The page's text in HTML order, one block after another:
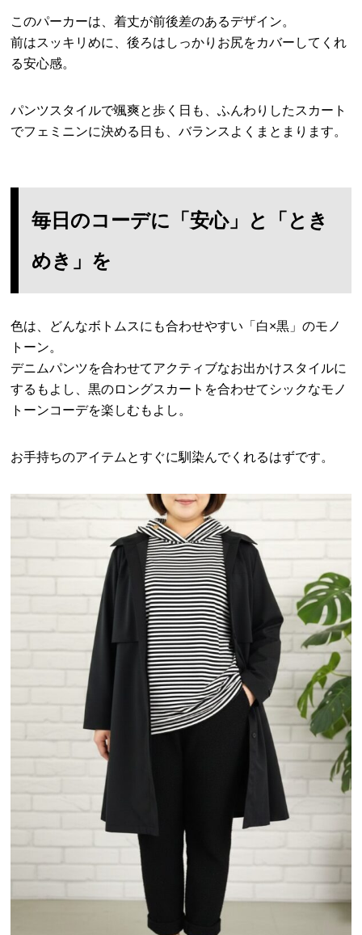
このパーカーは、着丈が前後差のあるデザイン。
前はスッキリめに、後ろはしっかりお尻をカバーしてくれ
る安心感。
パンツスタイルで颯爽と歩く日も、ふんわりしたスカート
でフェミニンに決める日も、バランスよくまとまります。
毎日のコーデに「安心」と「とき
めき」を
色は、どんなボトムスにも合わせやすい「白×黒」のモノ
トーン。
デニムパンツを合わせてアクティブなお出かけスタイルに
するもよし、黒のロングスカートを合わせてシックなモノ
トーンコーデを楽しむもよし。
お手持ちのアイテムとすぐに馴染んでくれるはずです。